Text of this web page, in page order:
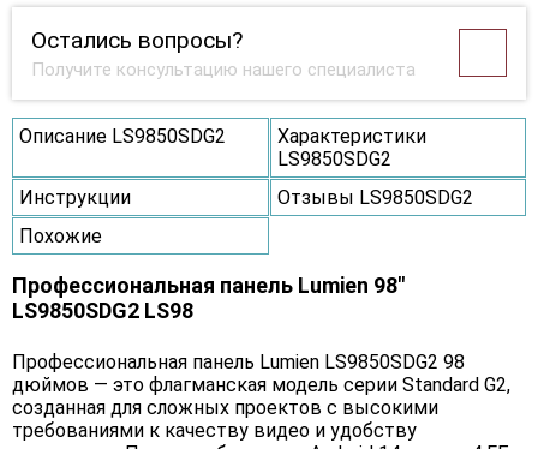
Остались вопросы?
Получите консультацию нашего специалиста
Описание LS9850SDG2
Характеристики
LS9850SDG2
Инструкции
Отзывы LS9850SDG2
Похожие
Профессиональная панель Lumien 98"
LS9850SDG2 LS98
Профессиональная панель Lumien LS9850SDG2 98
дюймов — это флагманская модель серии Standard G2,
созданная для сложных проектов с высокими
требованиями к качеству видео и удобству